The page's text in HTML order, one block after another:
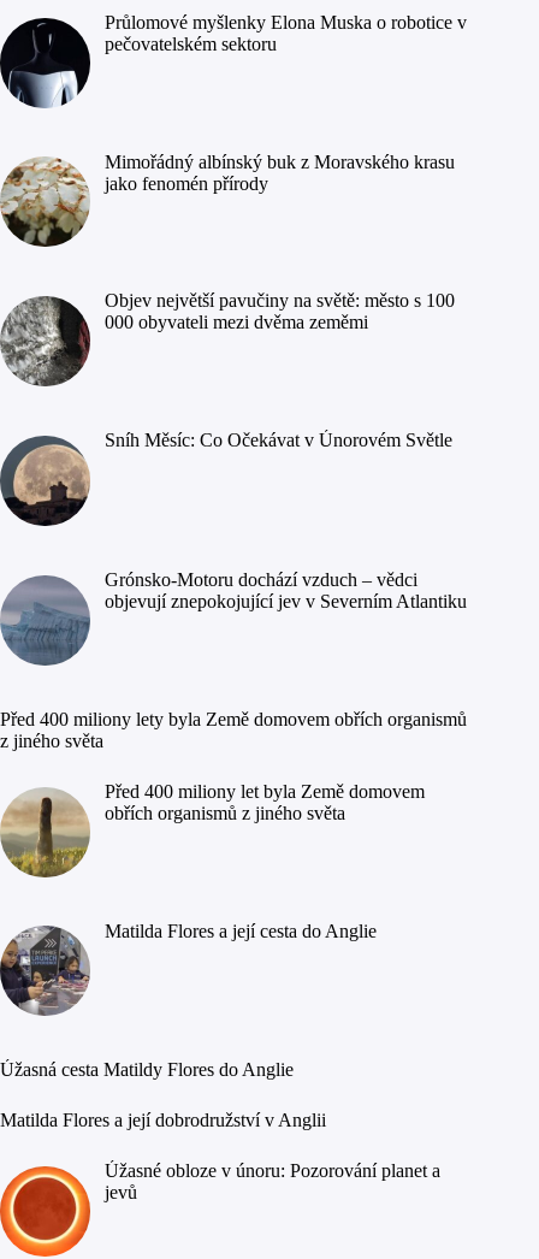
Průlomové myšlenky Elona Muska o robotice v
pečovatelském sektoru
Mimořádný albínský buk z Moravského krasu
jako fenomén přírody
Objev největší pavučiny na světě: město s 100
000 obyvateli mezi dvěma zeměmi
Sníh Měsíc: Co Očekávat v Únorovém Světle
Grónsko-Motoru dochází vzduch – vědci
objevují znepokojující jev v Severním Atlantiku
Před 400 miliony lety byla Země domovem obřích organismů
z jiného světa
Před 400 miliony let byla Země domovem
obřích organismů z jiného světa
Matilda Flores a její cesta do Anglie
Úžasná cesta Matildy Flores do Anglie
Matilda Flores a její dobrodružství v Anglii
Úžasné obloze v únoru: Pozorování planet a
jevů